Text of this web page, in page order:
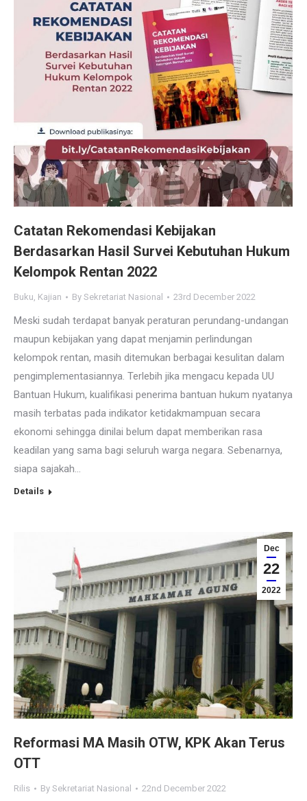
Catatan Rekomendasi Kebijakan
Berdasarkan Hasil Survei Kebutuhan Hukum
Kelompok Rentan 2022
Buku, Kajian By Sekretariat Nasional 23rd December 2022
Meski sudah terdapat banyak peraturan perundang-undangan
maupun kebijakan yang dapat menjamin perlindungan
kelompok rentan, masih ditemukan berbagai kesulitan dalam
pengimplementasiannya. Terlebih jika mengacu kepada UU
Bantuan Hukum, kualifikasi penerima bantuan hukum nyatanya
masih terbatas pada indikator ketidakmampuan secara
ekonomi sehingga dinilai belum dapat memberikan rasa
keadilan yang sama bagi seluruh warga negara. Sebenarnya,
siapa sajakah…
Details
Dec
22
2022
Reformasi MA Masih OTW, KPK Akan Terus
OTT
Rilis By Sekretariat Nasional 22nd December 2022